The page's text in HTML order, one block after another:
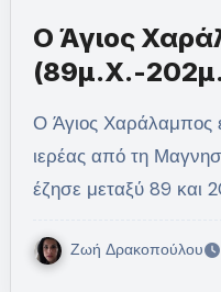
Ο Άγιος
(89μ.Χ.-
Ο Άγιος Χαράλαμπος είναι Μικρασιάτης άγιος
ιερέας από τη
έζησε μεταξύ 89 και
Ζωή Δρακοπούλου